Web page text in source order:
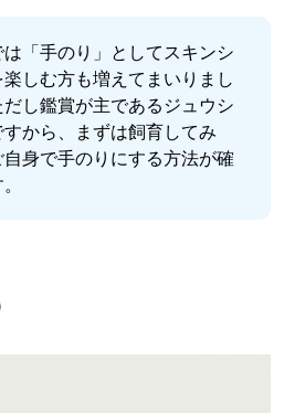
「手のり」としてスキンシ
楽しむ方も増えてまいりまし
だし鑑賞が主であるジュウシ
すから、まずは飼育してみ
身で手のりにする方法が確